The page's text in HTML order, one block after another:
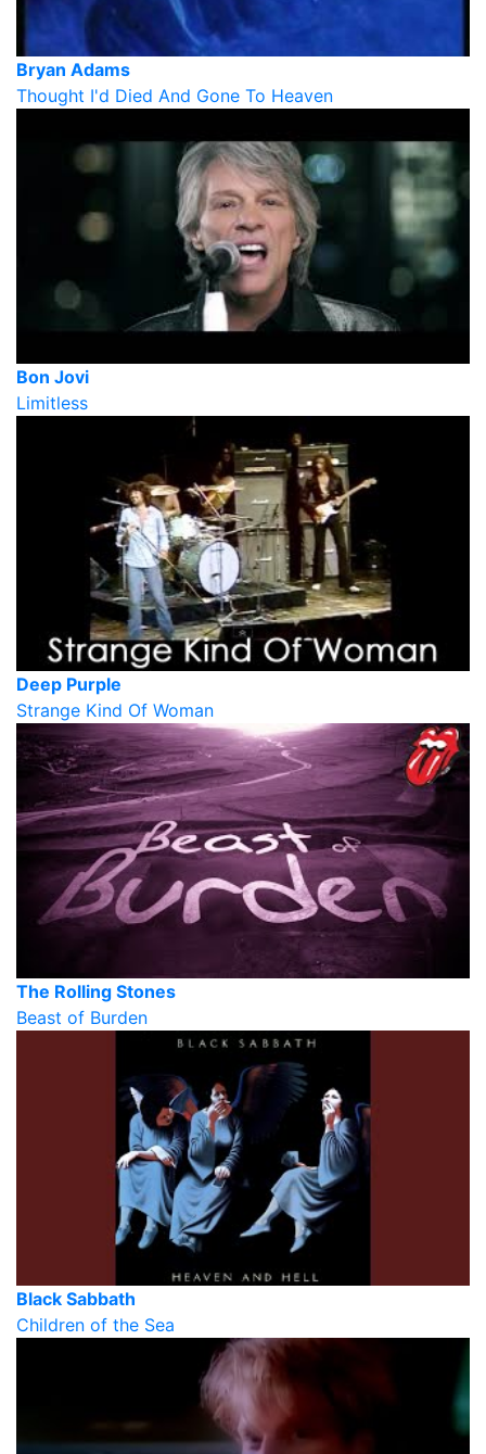
Bryan Adams
Thought I'd Died And Gone To Heaven
Bon Jovi
Limitless
Deep Purple
Strange Kind Of Woman
The Rolling Stones
Beast of Burden
Black Sabbath
Children of the Sea